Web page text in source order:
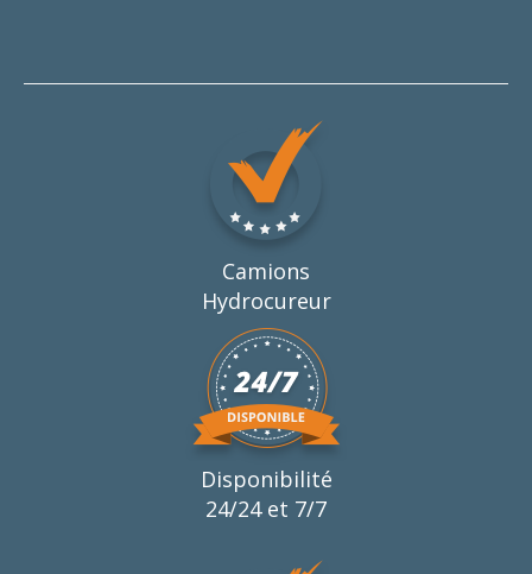
Camions
Hydrocureur
Disponibilité
24/24 et 7/7